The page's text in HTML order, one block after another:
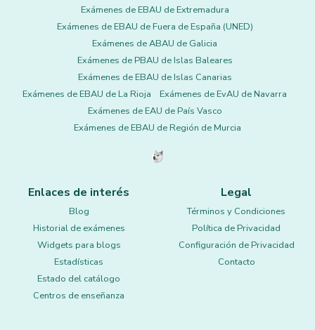
Exámenes de EBAU de Extremadura
Exámenes de EBAU de Fuera de España (UNED)
Exámenes de ABAU de Galicia
Exámenes de PBAU de Islas Baleares
Exámenes de EBAU de Islas Canarias
Exámenes de EBAU de La Rioja
Exámenes de EvAU de Navarra
Exámenes de EAU de País Vasco
Exámenes de EBAU de Región de Murcia
Enlaces de interés
Blog
Historial de exámenes
Widgets para blogs
Estadísticas
Estado del catálogo
Centros de enseñanza
Legal
Términos y Condiciones
Política de Privacidad
Configuración de Privacidad
Contacto